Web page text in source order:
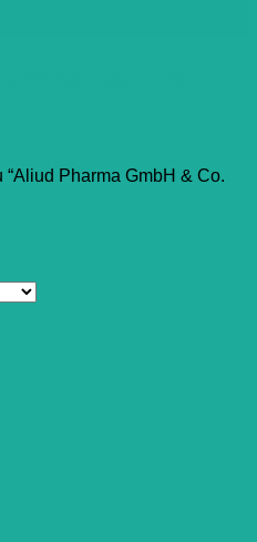
Pharma GmbH & Co.